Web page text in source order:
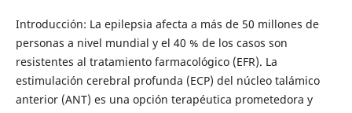
Introducción: La epilepsia afecta a más de 50 millones de
personas a nivel mundial y el 40 % de los casos son
resistentes al tratamiento farmacológico (EFR). La
estimulación cerebral profunda (ECP) del núcleo talámico
anterior (ANT) es una opción terapéutica prometedora y